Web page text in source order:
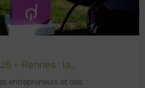
– Rennes : la...
entrepreneurs et des